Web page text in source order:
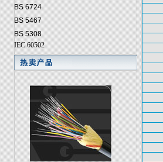
BS 6724
BS 5467
BS 5308
IEC 60502